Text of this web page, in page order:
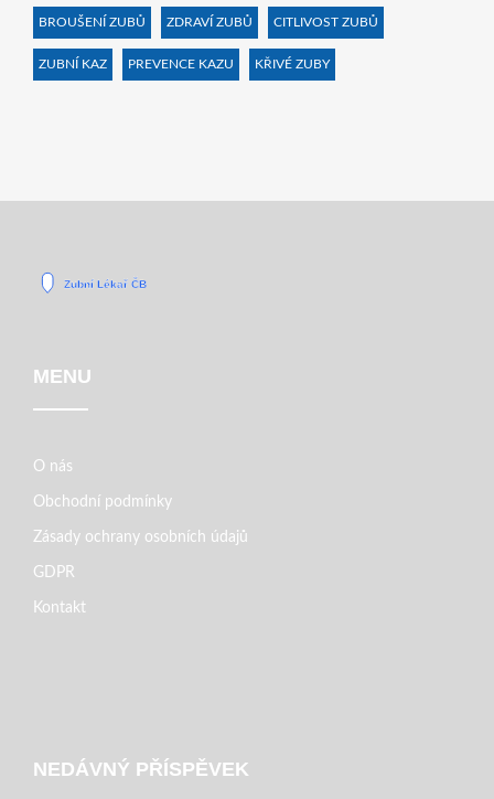
BROUŠENÍ ZUBŮ ZDRAVÍ ZUBŮ CITLIVOST ZUBŮ
ZUBNÍ KAZ PREVENCE KAZU KŘIVÉ ZUBY
MENU
O nás
Obchodní podmínky
Zásady ochrany osobních údajů
GDPR
Kontakt
NEDÁVNÝ PŘÍSPĚVEK